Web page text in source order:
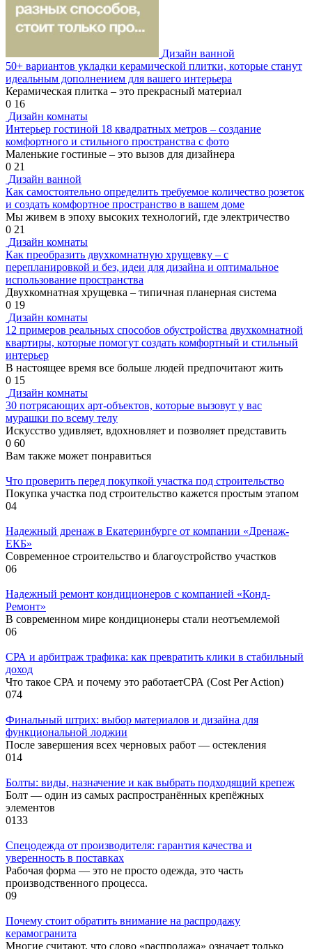
Дизайн ванной
50+ вариантов укладки керамической плитки, которые станут
идеальным дополнением для вашего интерьера
Керамическая плитка – это прекрасный материал
0 16
Дизайн комнаты
Интерьер гостиной 18 квадратных метров – создание
комфортного и стильного пространства с фото
Маленькие гостиные – это вызов для дизайнера
0 21
Дизайн ванной
Как самостоятельно определить требуемое количество розеток
и создать комфортное пространство в вашем доме
Мы живем в эпоху высоких технологий, где электричество
0 21
Дизайн комнаты
Как преобразить двухкомнатную хрущевку – с
перепланировкой и без, идеи для дизайна и оптимальное
использование пространства
Двухкомнатная хрущевка – типичная планерная система
0 19
Дизайн комнаты
12 примеров реальных способов обустройства двухкомнатной
квартиры, которые помогут создать комфортный и стильный
интерьер
В настоящее время все больше людей предпочитают жить
0 15
Дизайн комнаты
30 потрясающих арт-объектов, которые вызовут у вас
мурашки по всему телу
Искусство удивляет, вдохновляет и позволяет представить
0 60
Вам также может понравиться
Что проверить перед покупкой участка под строительство
Покупка участка под строительство кажется простым этапом
04
Надежный дренаж в Екатеринбурге от компании «Дренаж-
ЕКБ»
Современное строительство и благоустройство участков
06
Надежный ремонт кондиционеров с компанией «Конд-
Ремонт»
В современном мире кондиционеры стали неотъемлемой
06
СРА и арбитраж трафика: как превратить клики в стабильный
доход
Что такое СРА и почему это работаетСРА (Cost Per Action)
074
Финальный штрих: выбор материалов и дизайна для
функциональной лоджии
После завершения всех черновых работ — остекления
014
Болты: виды, назначение и как выбрать подходящий крепеж
Болт — один из самых распространённых крепёжных
элементов
0133
Спецодежда от производителя: гарантия качества и
уверенность в поставках
Рабочая форма — это не просто одежда, это часть
производственного процесса.
09
Почему стоит обратить внимание на распродажу
керамогранита
Многие считают, что слово «распродажа» означает только